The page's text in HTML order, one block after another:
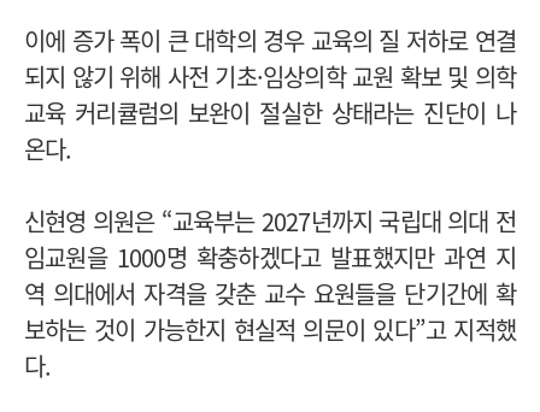
이에 증가 폭이 큰 대학의 경우 교육의 질 저하로 연결
되지 않기 위해 사전 기초·임상의학 교원 확보 및 의학
교육 커리큘럼의 보완이 절실한 상태라는 진단이 나
온다.
신현영 의원은 “교육부는 2027년까지 국립대 의대 전
임교원을 1000명 확충하겠다고 발표했지만 과연 지
역 의대에서 자격을 갖춘 교수 요원들을 단기간에 확
보하는 것이 가능한지 현실적 의문이 있다”고 지적했
다.